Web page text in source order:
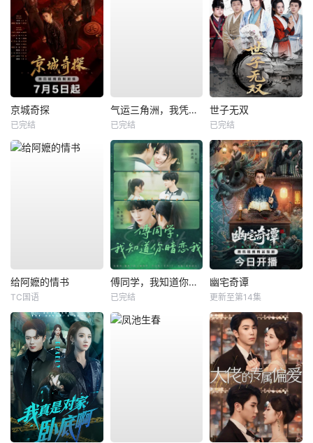
京城奇探
已完结
气运三角洲，我凭操作吊打全球
已完结
世子无双
已完结
给阿嬷的情书
TC国语
傅同学，我知道你暗恋我
已完结
幽宅奇谭
更新至第14集